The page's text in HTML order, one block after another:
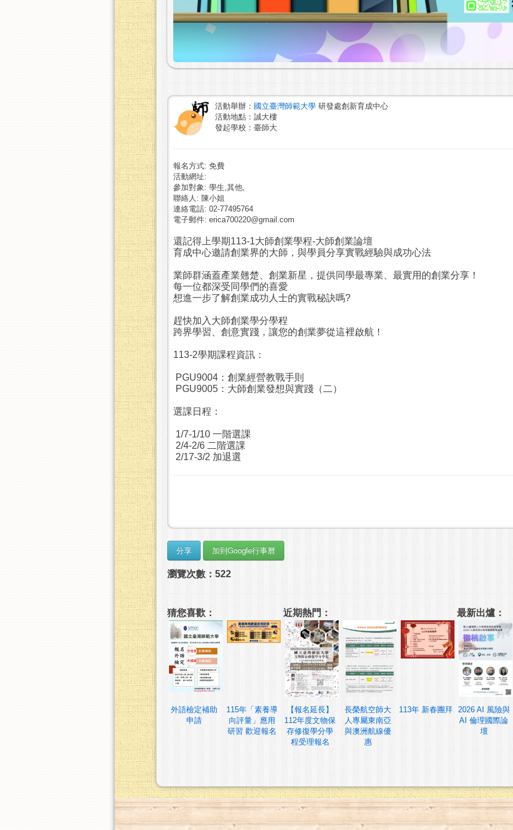
活動舉辦： 國立臺灣師範大學 研發處創新育成中心
活動地點：誠大樓
發起學校：臺師大
報名方式: 免費
活動網址:
參加對象: 學生,其他,
聯絡人: 陳小姐
連絡電話: 02-77495764
電子郵件: erica700220@gmail.com
還記得上學期113-1大師創業學程-大師創業論壇
育成中心邀請創業界的大師，與學員分享實戰經驗與成功心法
業師群涵蓋產業翹楚、創業新星，提供同學最專業、最實用的創業分享！
每一位都深受同學們的喜愛
想進一步了解創業成功人士的實戰秘訣嗎?
趕快加入大師創業學分學程
跨界學習、創意實踐，讓您的創業夢從這裡啟航！
113-2學期課程資訊：
PGU9004：創業經營教戰手則
PGU9005：大師創業發想與實踐（二）
選課日程：
1/7-1/10 一階選課
2/4-2/6 二階選課
2/17-3/2 加退選
瀏覽次數：522
猜您喜歡：
外語檢定補助
申請
115年「素養導
向評量」應用
研習 歡迎報名
近期熱門：
【報名延長】
112年度文物保
存修復學分學
程受理報名
長榮航空師大
人專屬東南亞
與澳洲航線優
惠
113年 新春團拜
最新出爐：
2026 AI 風險與
AI 倫理國際論
壇